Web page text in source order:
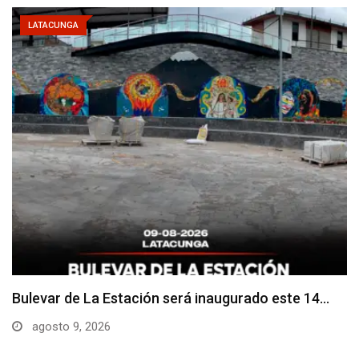
LATACUNGA
Adoquines levantados generan preocupación en
dos vías de…